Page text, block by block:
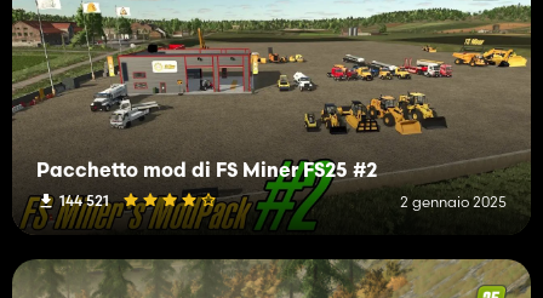
Pacchetto mod di FS Miner FS25 #2
144 521 2 gennaio 2025